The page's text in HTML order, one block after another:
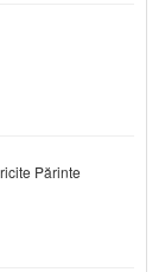
Părinte